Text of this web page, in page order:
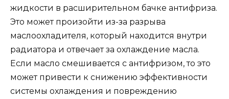
жидкости в расширительном бачке антифриза.
Это может произойти из-за разрыва
маслоохладителя, который находится внутри
радиатора и отвечает за охлаждение масла.
Если масло смешивается с антифризом, то это
может привести к снижению эффективности
системы охлаждения и повреждению